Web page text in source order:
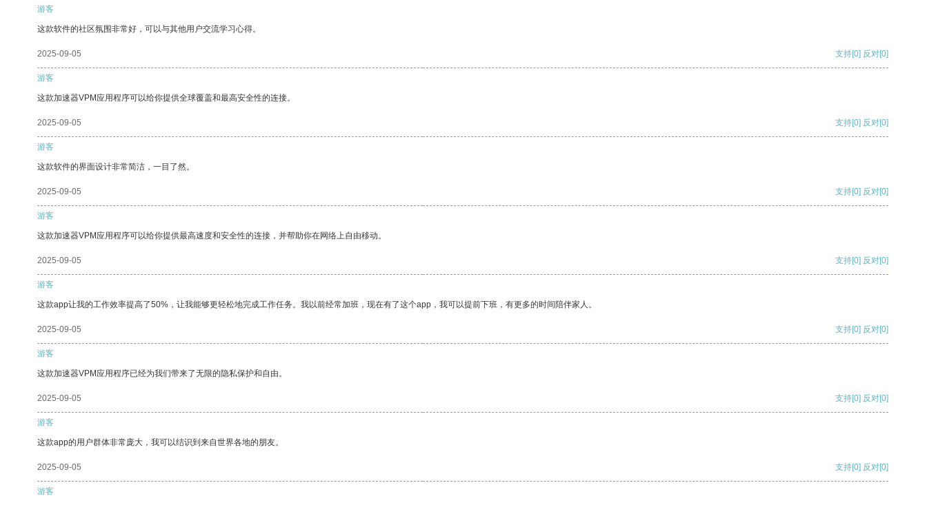
游客
这款软件的社区氛围非常好，可以与其他用户交流学习心得。
2025-09-05 支持[0] 反对[0]
游客
这款加速器VPM应用程序可以给你提供全球覆盖和最高安全性的连接。
2025-09-05 支持[0] 反对[0]
游客
这款软件的界面设计非常简洁，一目了然。
2025-09-05 支持[0] 反对[0]
游客
这款加速器VPM应用程序可以给你提供最高速度和安全性的连接，并帮助你在网络上自由移动。
2025-09-05 支持[0] 反对[0]
游客
这款app让我的工作效率提高了50%，让我能够更轻松地完成工作任务。我以前经常加班，现在有了这个app，我可以提前下班，有更多的时间陪伴家人。
2025-09-05 支持[0] 反对[0]
游客
这款加速器VPM应用程序已经为我们带来了无限的隐私保护和自由。
2025-09-05 支持[0] 反对[0]
游客
这款app的用户群体非常庞大，我可以结识到来自世界各地的朋友。
2025-09-05 支持[0] 反对[0]
游客